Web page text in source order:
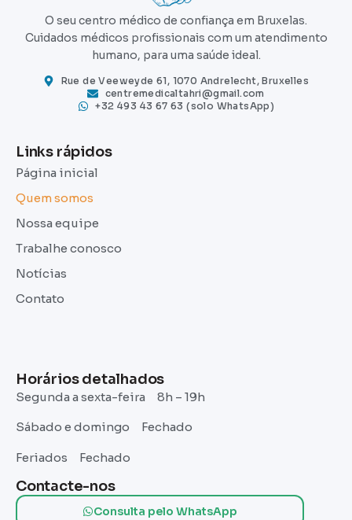
O seu centro médico de confiança em Bruxelas.
Cuidados médicos profissionais com um atendimento
humano, para uma saúde ideal.
Rue de Veeweyde 61, 1070 Andrelecht, Bruxelles
centremedicaltahri@gmail.com
+32 493 43 67 63 (solo WhatsApp)
Links rápidos
Página inicial
Quem somos
Nossa equipe
Trabalhe conosco
Notícias
Contato
Horários detalhados
Segunda a sexta-feira 8h – 19h
Sábado e domingo Fechado
Feriados Fechado
Contacte-nos
Consulta pelo WhatsApp